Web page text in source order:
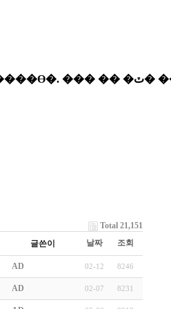
Total 21,151
글쓴이
날짜 조회
AD 02-12 8246
AD 02-07 8231